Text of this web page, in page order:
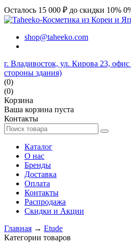
Осталось 15 000 ₽ до скидки 10%
shop@taheeko.com
г. Владивосток, ул. Кирова 23, офис
стороны здания)
(0)
(0)
Корзина
Ваша корзина пуста
Контакты
Каталог
О нас
Бренды
Доставка
Оплата
Контакты
Распродажа
Скидки и Акции
Главная → Etude
Категории товаров